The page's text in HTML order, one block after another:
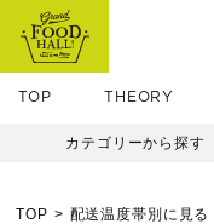
TOP THEORY
カテゴリーから探す
TOP 配送温度帯別に見る